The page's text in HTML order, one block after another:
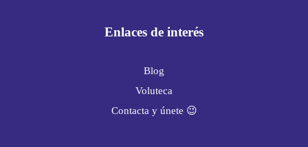
Enlaces de interés
Blog
Voluteca
Contacta y únete 😉